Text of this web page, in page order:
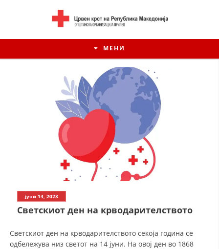
МЕНИ
ИСТОРИЈАТ НА ЦКРСМ
КОНТАКТ ИНФОРМАЦИИ
јуни 14, 2023
Светскиот ден на крводарителството
Светскиот ден на крводарителството секоја година се
одбележува низ светот на 14 јуни. На овој ден во 1868